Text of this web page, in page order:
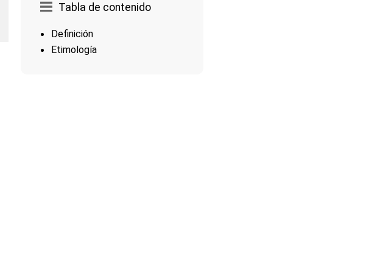
Tabla de contenido
Definición
Etimología